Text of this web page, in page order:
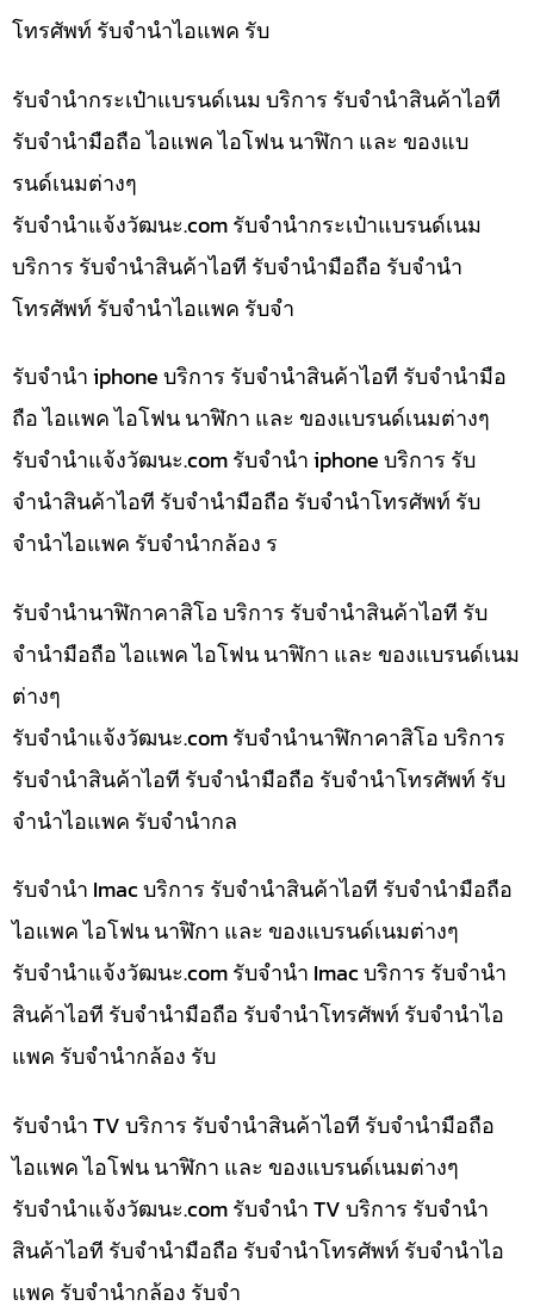
โทรศัพท์ รับจำนำไอแพค รับ
รับจำนำกระเป๋าแบรนด์เนม บริการ รับจำนำสินค้าไอที
รับจำนำมือถือ ไอแพค ไอโฟน นาฬิกา และ ของแบ
รนด์เนมต่างๆ
รับจํานําแจ้งวัฒนะ.com รับจำนำกระเป๋าแบรนด์เนม
บริการ รับจำนำสินค้าไอที รับจำนำมือถือ รับจำนำ
โทรศัพท์ รับจำนำไอแพค รับจำ
รับจำนำ iphone บริการ รับจำนำสินค้าไอที รับจำนำมือ
ถือ ไอแพค ไอโฟน นาฬิกา และ ของแบรนด์เนมต่างๆ
รับจํานําแจ้งวัฒนะ.com รับจำนำ iphone บริการ รับ
จำนำสินค้าไอที รับจำนำมือถือ รับจำนำโทรศัพท์ รับ
จำนำไอแพค รับจำนำกล้อง ร
รับจำนำนาฬิกาคาสิโอ บริการ รับจำนำสินค้าไอที รับ
จำนำมือถือ ไอแพค ไอโฟน นาฬิกา และ ของแบรนด์เนม
ต่างๆ
รับจํานําแจ้งวัฒนะ.com รับจำนำนาฬิกาคาสิโอ บริการ
รับจำนำสินค้าไอที รับจำนำมือถือ รับจำนำโทรศัพท์ รับ
จำนำไอแพค รับจำนำกล
รับจำนำ Imac บริการ รับจำนำสินค้าไอที รับจำนำมือถือ
ไอแพค ไอโฟน นาฬิกา และ ของแบรนด์เนมต่างๆ
รับจํานําแจ้งวัฒนะ.com รับจำนำ Imac บริการ รับจำนำ
สินค้าไอที รับจำนำมือถือ รับจำนำโทรศัพท์ รับจำนำไอ
แพค รับจำนำกล้อง รับ
รับจำนำ TV บริการ รับจำนำสินค้าไอที รับจำนำมือถือ
ไอแพค ไอโฟน นาฬิกา และ ของแบรนด์เนมต่างๆ
รับจํานําแจ้งวัฒนะ.com รับจำนำ TV บริการ รับจำนำ
สินค้าไอที รับจำนำมือถือ รับจำนำโทรศัพท์ รับจำนำไอ
แพค รับจำนำกล้อง รับจำ